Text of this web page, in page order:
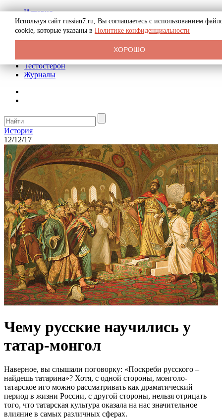
История
Биография
Криминал
Реклама на сайте
Тестостерон
Журналы
История
12/12/17
Чему русские научились у
татар-монгол
Наверное, вы слышали поговорку: «Поскреби русского –
найдешь татарина»? Хотя, с одной стороны, монголо-
татарское иго можно рассматривать как драматический
период в жизни России, с другой стороны, нельзя отрицать
того, что татарская культура оказала на нас значительное
влияние в самых различных сферах.
Используя сайт russian7.ru, Вы соглашаетесь с использованием
cookie, которые указаны в Политике конфиденциальности
ХОРОШО